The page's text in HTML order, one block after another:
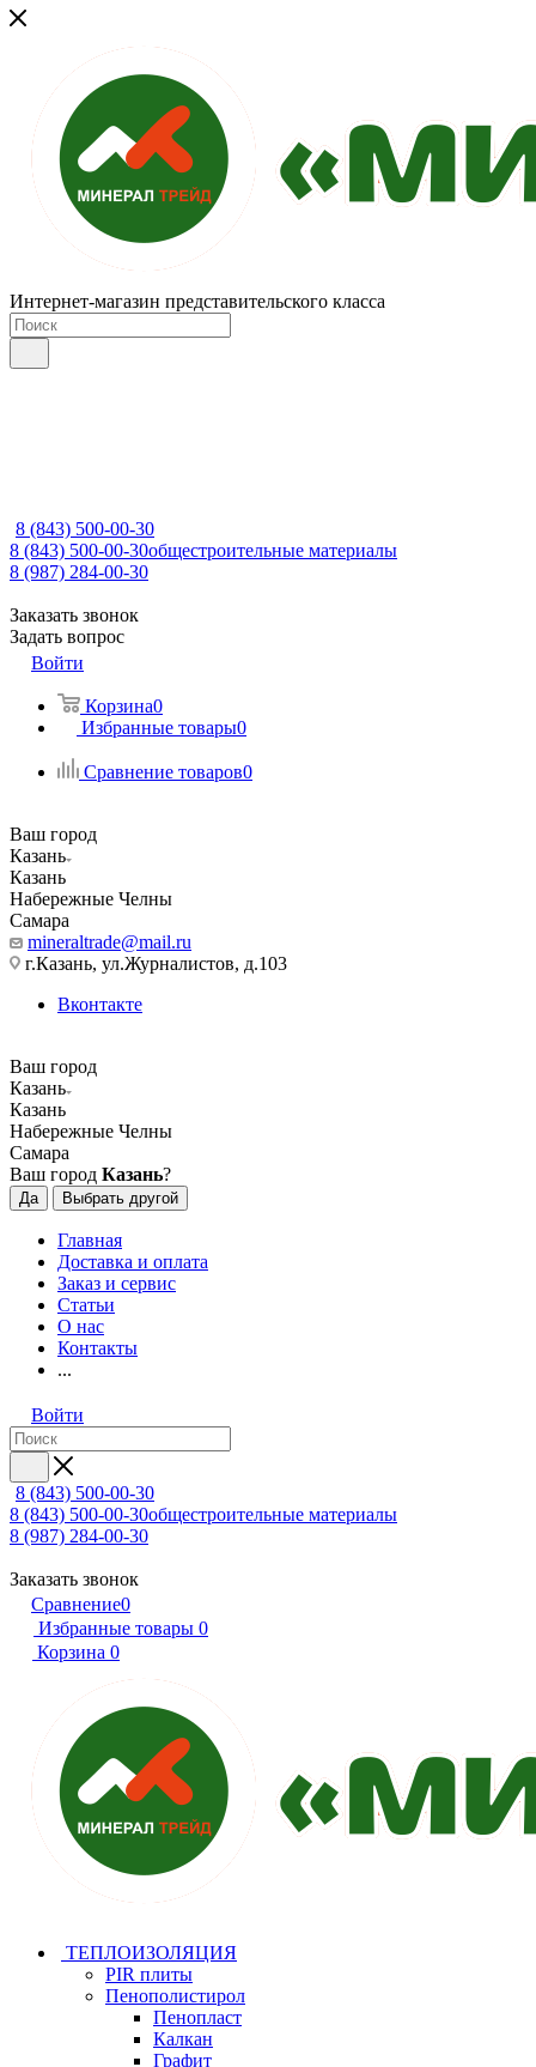
Интернет-магазин представительского класса
8 (843) 500-00-30
8 (843) 500-00-30общестроительные материалы
8 (987) 284-00-30
Заказать звонок
Задать вопрос
Войти
Корзина0
Избранные товары0
Сравнение товаров0
Ваш город
Казань
Казань
Набережные Челны
Самара
mineraltrade@mail.ru
г.Казань, ул.Журналистов, д.103
Вконтакте
Ваш город
Казань
Казань
Набережные Челны
Самара
Ваш город Казань?
Да Выбрать другой
Главная
Доставка и оплата
Заказ и сервис
Статьи
О нас
Контакты
...
Войти
8 (843) 500-00-30
8 (843) 500-00-30общестроительные материалы
8 (987) 284-00-30
Заказать звонок
Сравнение0
Избранные товары 0
Корзина 0
ТЕПЛОИЗОЛЯЦИЯ
PIR плиты
Пенополистирол
Пенопласт
Калкан
Графит